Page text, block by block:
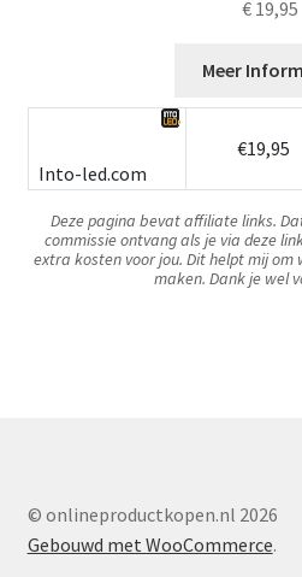
€19,95
Meer
Into-led.com
€19,95
Deze pagina bevat affiliate links.
commissie ontvang als je via deze
extra kosten voor jou. Dit helpt mij
maken. Dank je wel
© onlineproductkopen.nl 2026
Gebouwd met WooCommerce.